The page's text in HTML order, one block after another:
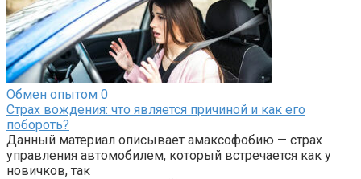
Обмен опытом 0
Страх вождения: что является причиной и как его
побороть?
Данный материал описывает амаксофобию — страх
управления автомобилем, который встречается как у
новичков, так